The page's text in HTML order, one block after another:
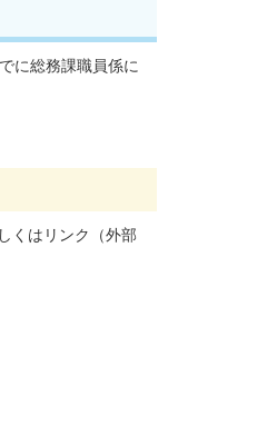
に総務課職員係に
くはリンク（外部